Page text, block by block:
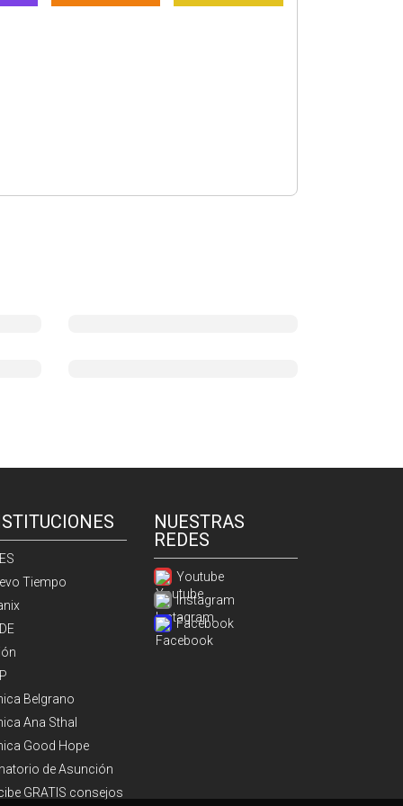
Tiempo
Belgrano
Ana Sthal
Good Hope
de Asunción
GRATIS consejos
NUESTRAS
REDES
Youtube
Instagram
Facebook